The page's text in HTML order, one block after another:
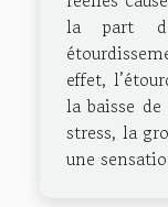
la part
effet,
la baisse
stress, la
une